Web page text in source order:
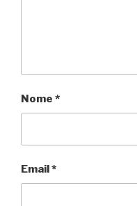
Nome *
Email *